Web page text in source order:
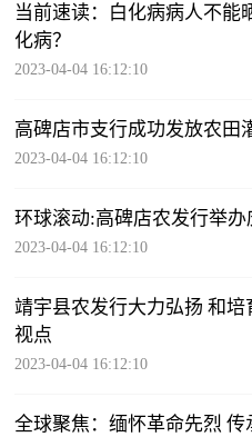
当前速读：白化病病人不能
化病？
2023-04-04 16:12:10
高碑店市支行成功发放农田
2023-04-04 16:12:10
环球滚动:高碑店农发行举办
2023-04-04 16:12:10
靖宇县农发行大力弘扬 和
视点
2023-04-04 16:12:10
全球聚焦：缅怀革命先烈